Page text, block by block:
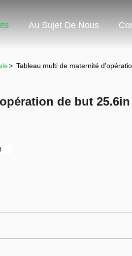
Au Sujet De Nous
> Tableau multi de maternité
de but 25.6in